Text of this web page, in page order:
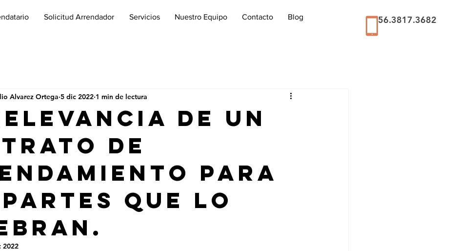
Solicitud Arrendador Servicios Nuestro Equipo Contacto Blog 56.3817.3682
de un
de
para
que lo
Alvarez Ortega 5 dic 2022 1 min de lectura
2022